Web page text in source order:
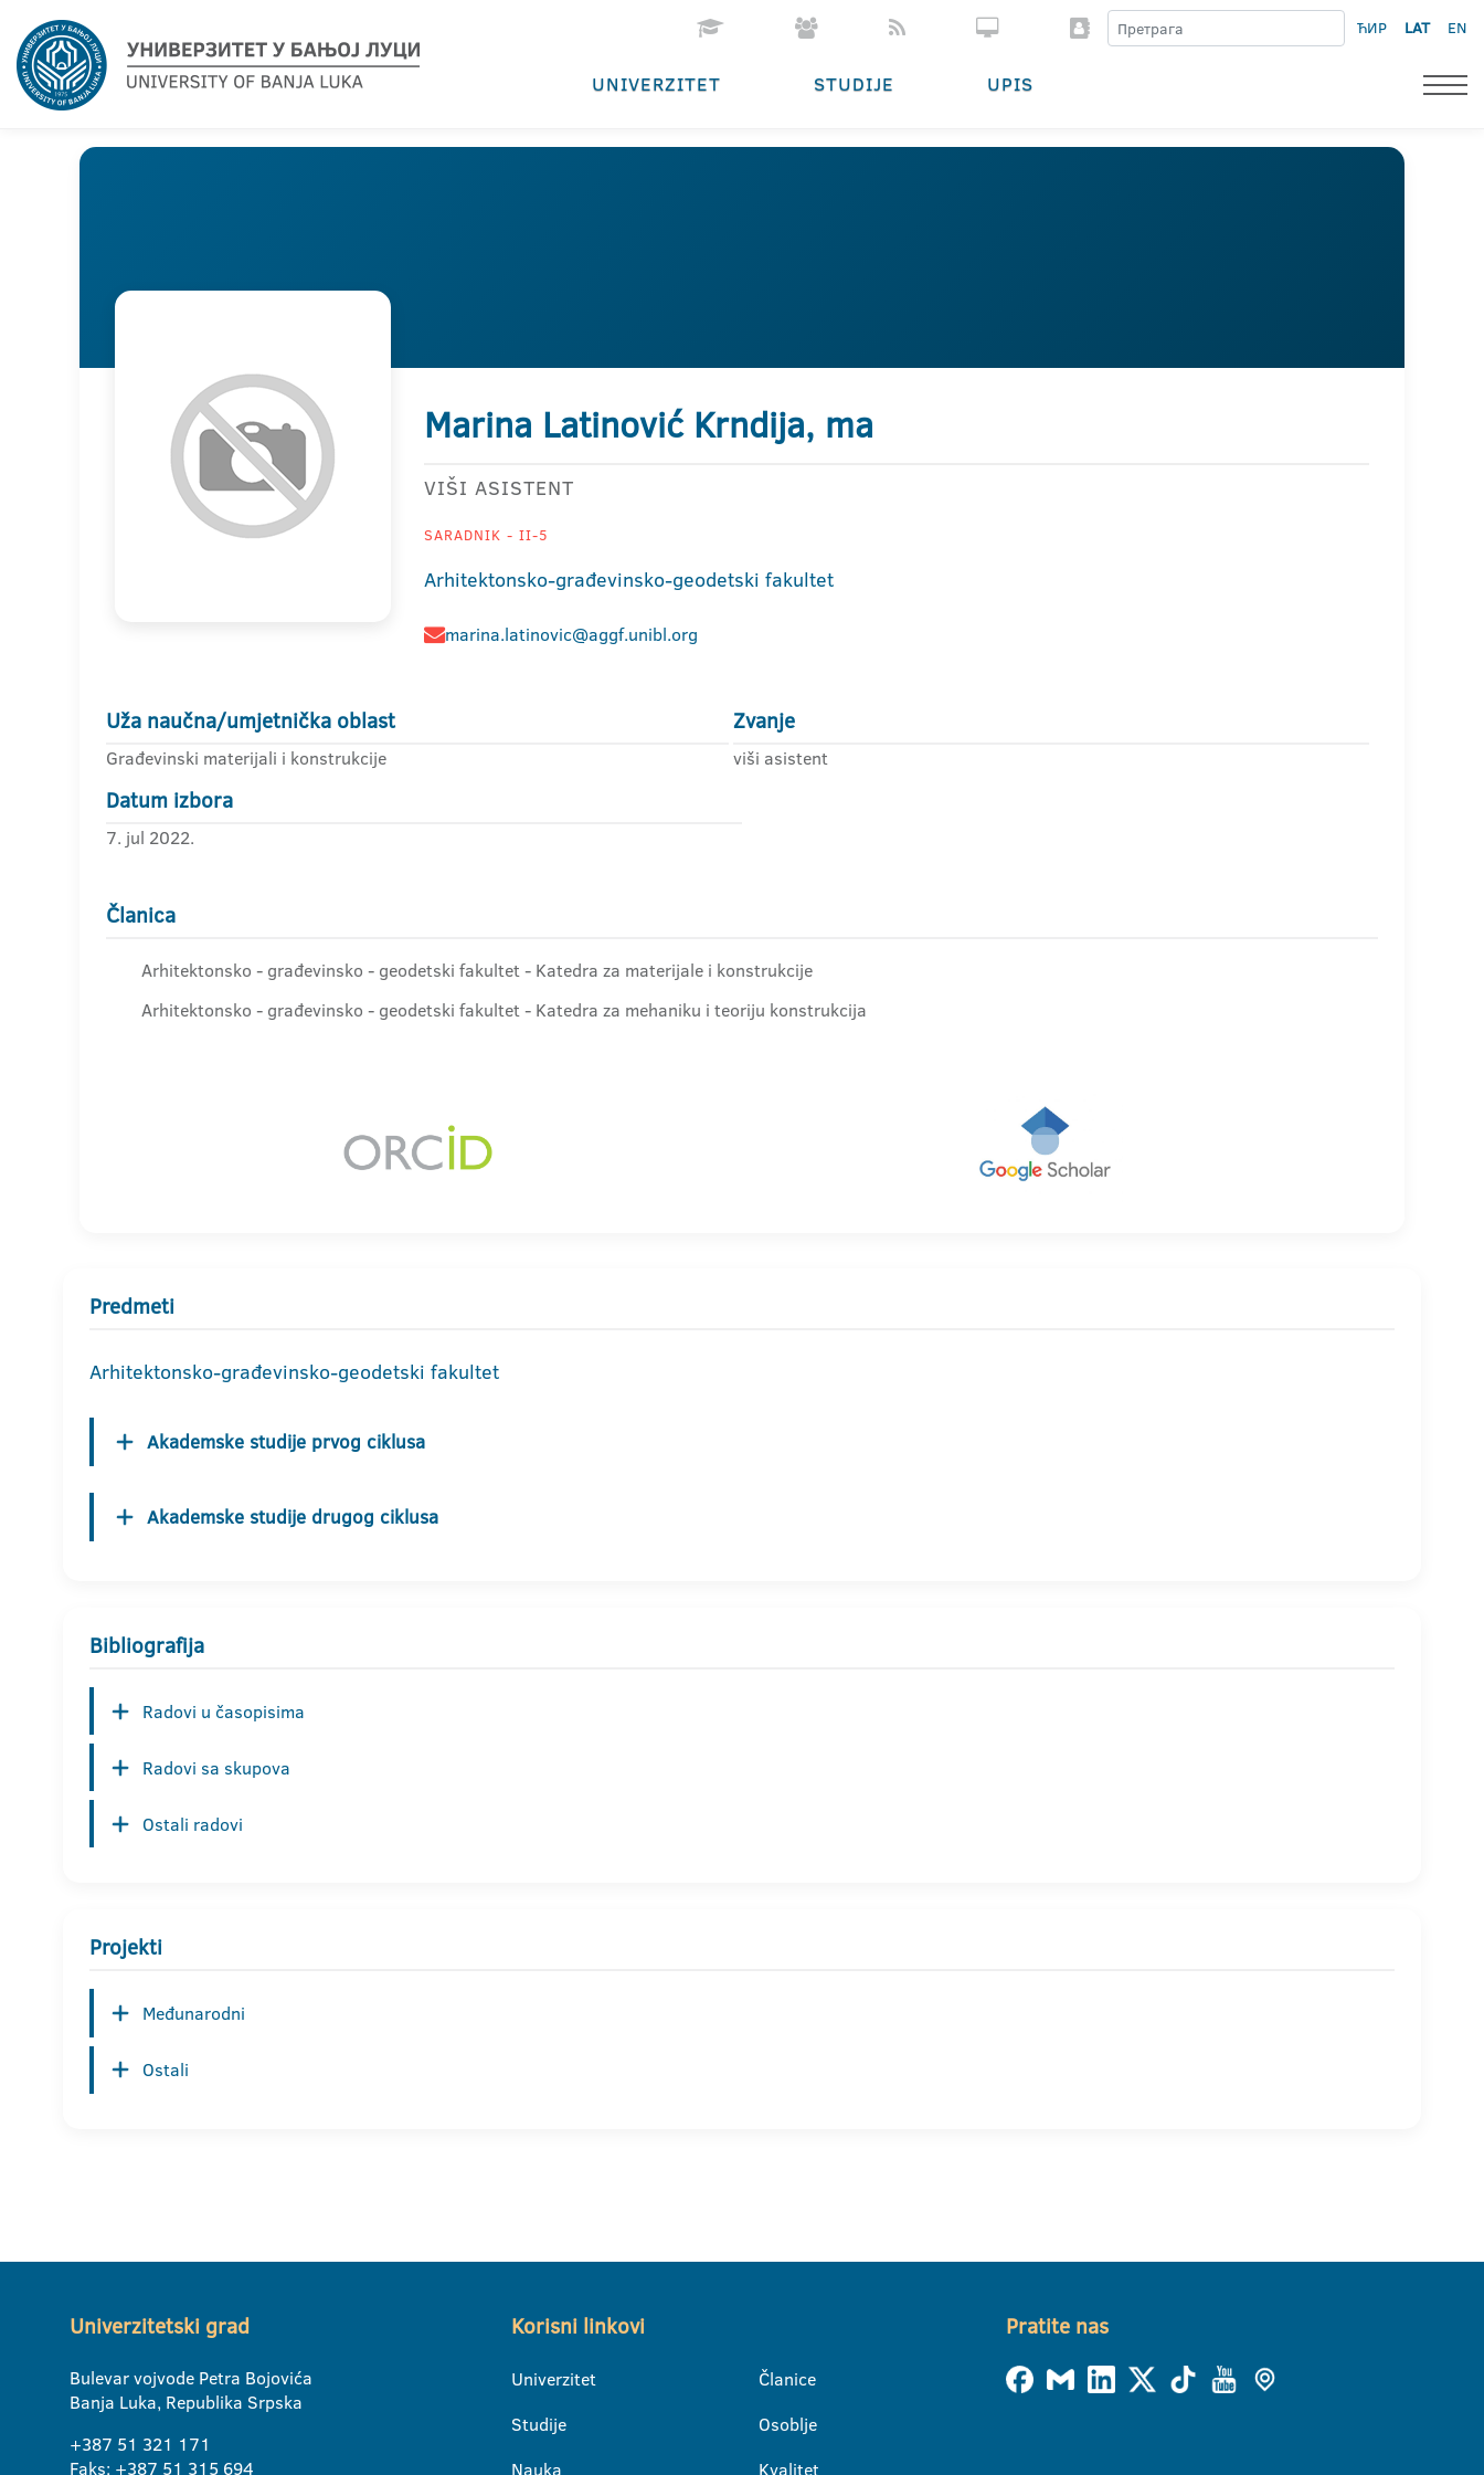
ЋИР LAT EN
UNIVERZITET STUDIJE UPIS
Marina Latinović Krndija, ma
VIŠI ASISTENT
SARADNIK - II-5
Arhitektonsko-građevinsko-geodetski fakultet
marina.latinovic@aggf.unibl.org
Uža naučna/umjetnička oblast
Građevinski materijali i konstrukcije
Zvanje
viši asistent
Datum izbora
7. jul 2022.
Članica
Arhitektonsko - građevinsko - geodetski fakultet - Katedra za materijale i konstrukcije
Arhitektonsko - građevinsko - geodetski fakultet - Katedra za mehaniku i teoriju konstrukcija
Predmeti
Arhitektonsko-građevinsko-geodetski fakultet
Akademske studije prvog ciklusa
Akademske studije drugog ciklusa
Bibliografija
Radovi u časopisima
Radovi sa skupova
Ostali radovi
Projekti
Međunarodni
Ostali
Univerzitetski grad
Bulevar vojvode Petra Bojovića
Banja Luka, Republika Srpska
+387 51 321 171
Faks: +387 51 315 694
Korisni linkovi
Univerzitet
Studije
Nauka
Članice
Osoblje
Kvalitet
Pratite nas